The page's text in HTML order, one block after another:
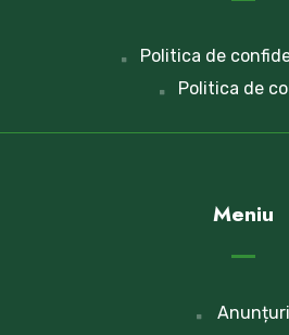
Politica de
Politica de
Meniu
Anunțuri